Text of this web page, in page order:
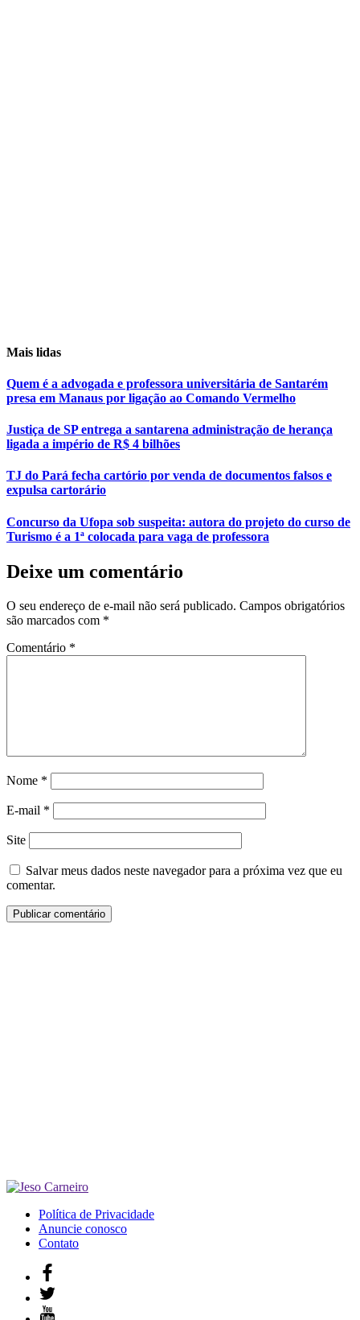
Mais lidas
Quem é a advogada e professora universitária de Santarém
presa em Manaus por ligação ao Comando Vermelho
Justiça de SP entrega a santarena administração de herança
ligada a império de R$ 4 bilhões
TJ do Pará fecha cartório por venda de documentos falsos e
expulsa cartorário
Concurso da Ufopa sob suspeita: autora do projeto do curso de
Turismo é a 1ª colocada para vaga de professora
Deixe um comentário
O seu endereço de e-mail não será publicado. Campos obrigatórios
são marcados com *
Comentário *
Nome *
E-mail *
Site
Salvar meus dados neste navegador para a próxima vez que eu
comentar.
Política de Privacidade
Anuncie conosco
Contato